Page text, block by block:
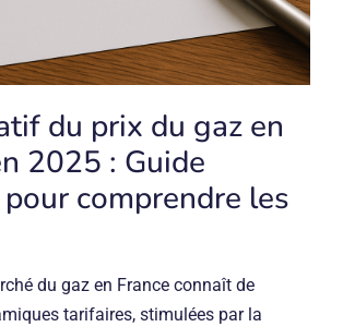
du prix du gaz en
2025 : Guide
comprendre les
du gaz en France connaît de
tarifaires, stimulées par la